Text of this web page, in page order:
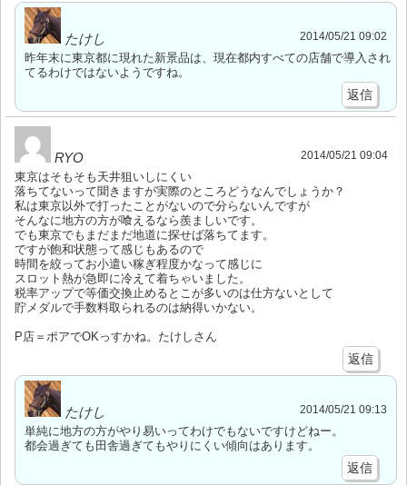
たけし 2014/05/21 09:02
昨年末に東京都に現れた新景品は、現在都内すべての店舗で導入され
てるわけではないようですね。
返信
RYO 2014/05/21 09:04
東京はそもそも天井狙いしにくい
落ちてないって聞きますが実際のところどうなんでしょうか？
私は東京以外で打ったことがないので分らないんですが
そんなに地方の方が喰えるなら羨ましいです。
でも東京でもまだまだ地道に探せば落ちてます。
ですが飽和状態って感じもあるので
時間を絞ってお小遣い稼ぎ程度かなって感じに
スロット熱が急即に冷えて着ちゃいました。
税率アップで等価交換止めるとこが多いのは仕方ないとして
貯メダルで手数料取られるのは納得いかない。
P店＝ポアでOKっすかね。たけしさん
返信
たけし 2014/05/21 09:13
単純に地方の方がやり易いってわけでもないですけどねー。
都会過ぎても田舎過ぎてもやりにくい傾向はあります。
返信